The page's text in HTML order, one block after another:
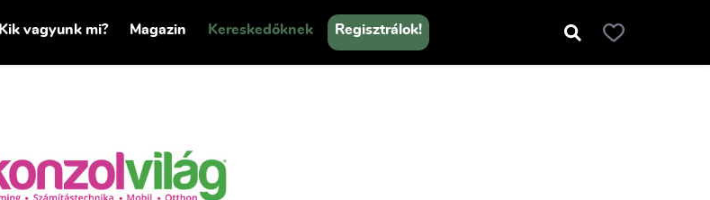
Kik vagyunk mi? Magazin Kereskedőknek Regisztrálok!